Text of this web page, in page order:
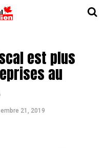
est plus
au
21, 2019